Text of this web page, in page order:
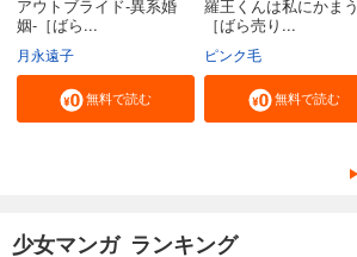
アウトブライド-異系婚
姻-［ばら...
月永遠子
無料で読む
羅王くんは私にかまう
［ばら売り...
ピンク毛
無料で読む
少女マンガ ランキング